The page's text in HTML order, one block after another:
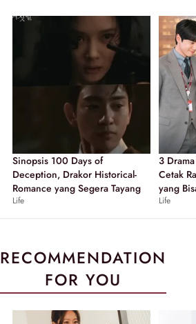
Sinopsis 100 Days of
Deception, Drakor Historical-
Romance yang Segera Tayang
Life
3
Cetak
yang
Life
RECOMMENDATION
FOR YOU